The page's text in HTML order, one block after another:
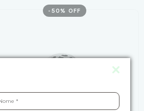
- 50 % OFF